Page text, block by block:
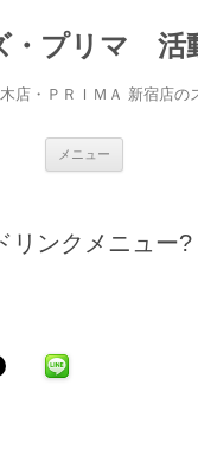
・プリマ 活
店・ＰＲＩＭＡ 新宿店の
メニュー
移
リンクメニュー?